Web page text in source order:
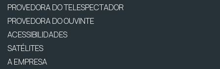
PROVEDORA DO TELESPECTADOR
PROVEDORA DO OUVINTE
ACESSIBILIDADES
SATÉLITES
A EMPRESA